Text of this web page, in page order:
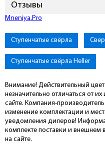
Отзывы
Mneniya.Pro
Ступенчатые свёрла
Ступенчатые свёрла Heller
Внимание! Действительный цвет
незначительно отличаться от
сайте. Компания-
изменение комплектации и
уведомления дилеров!
комплекте поставки и внешнем
на сайте.